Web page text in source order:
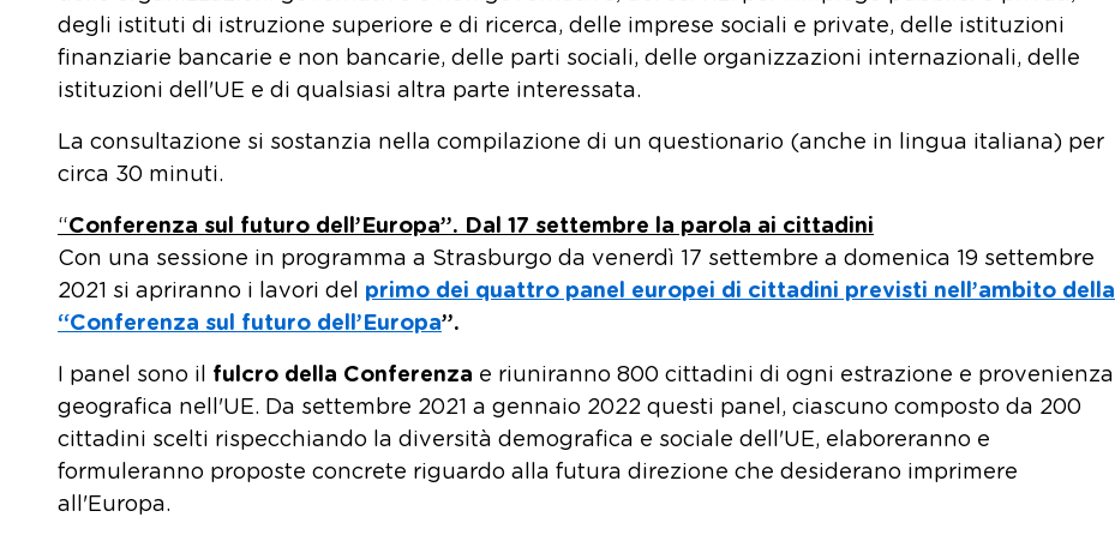
degli istituti di istruzione superiore e di ricerca, delle imprese sociali e private, delle istituzioni
finanziarie bancarie e non bancarie, delle parti sociali, delle organizzazioni internazionali, delle
istituzioni dell'UE e di qualsiasi altra parte interessata.
La consultazione si sostanzia nella compilazione di un questionario (anche in lingua italiana) per
circa 30 minuti.
“Conferenza sul futuro dell’Europa”. Dal 17 settembre la parola ai cittadini
Con una sessione in programma a Strasburgo da venerdì 17 settembre a domenica 19 settembre
2021 si apriranno i lavori del primo dei quattro panel europei di cittadini previsti nell’ambito della
“Conferenza sul futuro dell’Europa”.
I panel sono il fulcro della Conferenza e riuniranno 800 cittadini di ogni estrazione e provenienza
geografica nell'UE. Da settembre 2021 a gennaio 2022 questi panel, ciascuno composto da 200
cittadini scelti rispecchiando la diversità demografica e sociale dell'UE, elaboreranno e
formuleranno proposte concrete riguardo alla futura direzione che desiderano imprimere
all'Europa.